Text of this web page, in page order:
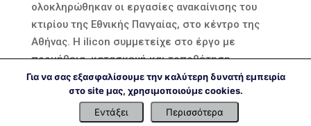
ολοκληρώθηκαν οι εργασίες ανακαίνισης του
κτιρίου της Εθνικής Πανγαίας, στο κέντρο της
Αθήνας. Η ilicon συμμετείχε στο έργο με
προμήθεια, κατασκευή και τοποθέτηση
πυράντοχων υαλοστασίων και υαλόθυρας
αλουμινίου. Προδιαγραφές: Τοποθεσία:...
Για να σας εξασφαλίσουμε την καλύτερη δυνατή εμπειρία
στο site μας, χρησιμοποιούμε cookies.
Εντάξει
Περισσότερα